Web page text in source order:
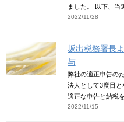
ました。 以下、当
2022/11/28
坂出税務署長
与
弊社の適正申告の
法人として3度目
適正な申告と納税
2022/11/15